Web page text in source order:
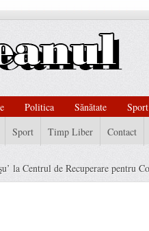
Politica Sănătate
Sport
Sport Timp Liber Contact
la Centrul de Recuperare pentru